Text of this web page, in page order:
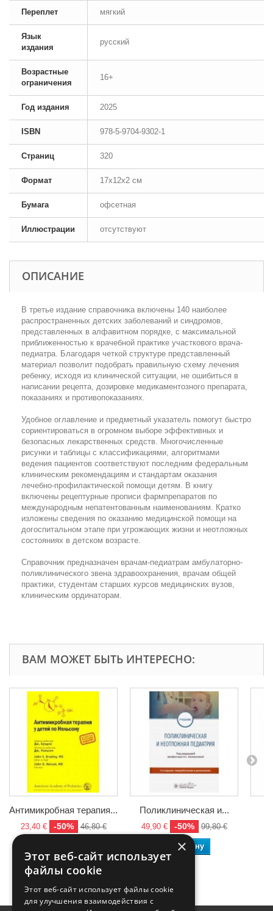
Переплет мягкий
Язык
издания
русский
Возрастные
ограничения
16+
Год издания 2025
ISBN 978-5-9704-9302-1
Страниц 320
Формат 17x12x2 см
Бумага офсетная
Иллюстрации отсутствуют
ОПИСАНИЕ
В третье издание справочника включены 140 наиболее
распространенных детских заболеваний и синдромов,
представленных в алфавитном порядке, с максимальной
приближенностью к врачебной практике участкового врача-
педиатра. Благодаря четкой структуре представленный
материал позволит подобрать правильную схему лечения
ребенку, исходя из клинической ситуации, не ошибиться в
написании рецепта, дозировке медикаментозного препарата,
показаниях и противопоказаниях.
Удобное оглавление и предметный указатель помогут быстро
сориентироваться в огромном выборе эффективных и
безопасных лекарственных средств. Многочисленные
рисунки и таблицы с классификациями, алгоритмами
ведения пациентов соответствуют последним федеральным
клиническим рекомендациям и стандартам оказания
лечебно-профилактической помощи детям. В книгу
включены рецептурные прописи фармпрепаратов по
международным непатентованным наименованиям. Кратко
изложены сведения по оказанию медицинской помощи на
догоспитальном этапе при угрожающих жизни и неотложных
состояниях в детском возрасте.
Справочник предназначен врачам-педиатрам амбулаторно-
поликлинического звена здравоохранения, врачам общей
практики, студентам старших курсов медицинских вузов,
клиническим ординаторам.
ВАМ МОЖЕТ БЫТЬ ИНТЕРЕСНО:
Антимикробная терапия...
23,40 € -50% 46,80 €
Поликлиническая и...
49,90 € -50% 99,80 €
В корзину
×
Этот веб-сайт использует
файлы cookie
Этот веб-сайт использует файлы cookie
для улучшения взаимодействия с